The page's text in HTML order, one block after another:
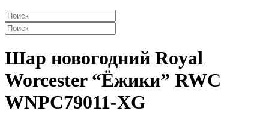
Шар новогодний Royal
Worcester “Ёжики” RWC
WNPC79011-XG